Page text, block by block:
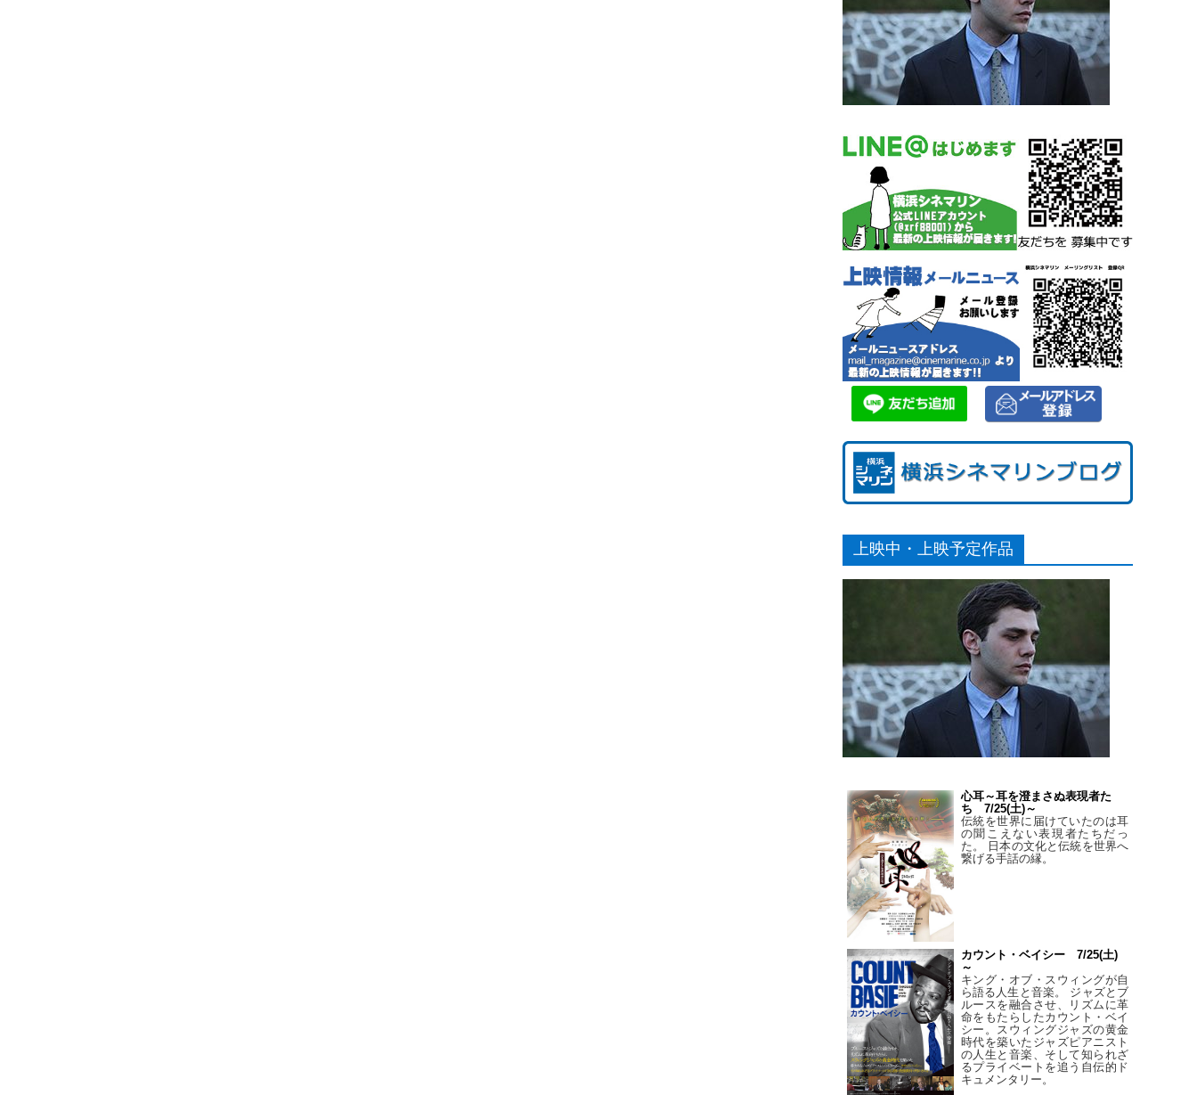
上映中・上映予定作品
心耳～耳を澄まさぬ表現者た
ち 7/25(土)～
伝統を世界に届けていたのは耳
の聞こえない表現者たちだっ
た。 日本の文化と伝統を世界へ
繋げる手話の縁。
カウント・ベイシー 7/25(土)
～
キング・オブ・スウィングが自
ら語る人生と音楽。 ジャズとブ
ルースを融合させ、リズムに革
命をもたらしたカウント・ベイ
シー。スウィングジャズの黄金
時代を築いたジャズピアニスト
の人生と音楽、そして知られざ
るプライベートを追う自伝的ド
キュメンタリー。